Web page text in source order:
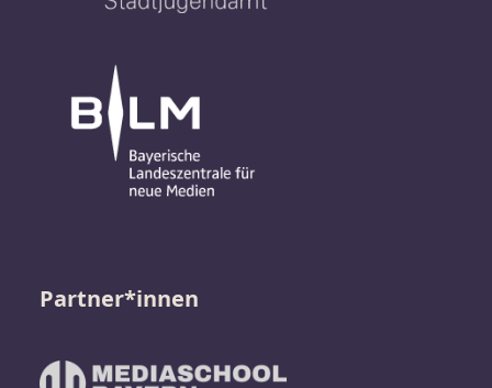
Partner*innen